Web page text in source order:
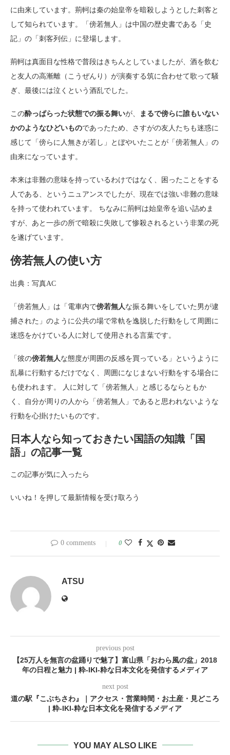
に由来しています。荊軻は秦の始皇帝を暗殺しようとした刺客と
して知られています。「傍若無人」は中国の歴史書である「史
記」の「刺客列伝」に登場します。
荊軻は真面目な性格で普段はきちんとしていましたが、酒を飲む
と友人の高漸離（こうぜんり）が演奏する筑に合わせて歌って騒
ぎ、最後には泣くという酒乱でした。
この酔っぱらった状態での振る舞いが、
まるで傍らに誰もいない
かのようなひどいものであったため、さすがの友人たちも迷惑に
感じて「傍らに人無きが若し」とぼやいたことが「傍若無人」の
由来になっています。
本来は非難の意味を持っているわけではなく、困ったことをする
人である、というニュアンスでしたが、現在では強い非難の意味
を持って使われています。 ちなみに荊軻は始皇帝を追い詰めま
すが、あと一歩の所で暗殺に失敗して惨殺されるという非業の死
を遂げています。
傍若無人の使い方
出典：写真AC
「傍若無人」は「電車内で傍若無人 な振る舞いをしていた男が逮
捕された」のように公共の場で常軌を逸脱した行動をして周囲に
迷惑をかけている人に対して使用される言葉です。
「彼の傍若無人 な態度が周囲の反感を買っている」というように
乱暴に行動するだけでなく、周囲になじまない行動をする場合に
も使われます。 人に対して「傍若無人」と感じるならともか
く、自分が周りの人から「傍若無人」であると思われないような
行動を心掛けたいものです。
日本人なら知っておきたい国語の知識「国
語」の記事一覧
この記事が気に入ったら
いいね！を押して最新情報を受け取ろう
0 comments 0
ATSU
previous post
【25万人を無言の盆踊りで魅了】富山県「おわら風の盆」2018
年の日程と魅力 | 粋-IKI-粋な日本文化を発信するメディア
next post
道の駅『こぶちさわ』｜アクセス・営業時間・お土産・見どころ
| 粋-IKI-粋な日本文化を発信するメディア
YOU MAY ALSO LIKE